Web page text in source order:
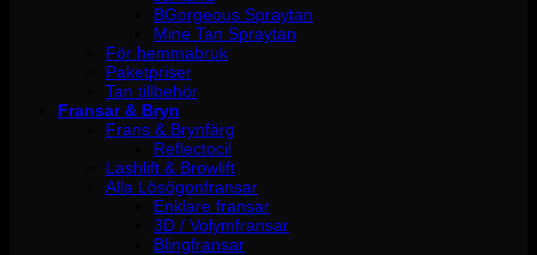
BGorgeous Spraytan
Mine Tan Spraytan
För hemmabruk
Paketpriser
Tan tillbehör
Fransar & Bryn
Frans & Brynfärg
Reflectocil
Lashlift & Browlift
Alla Lösögonfransar
Enklare fransar
3D / Volymfransar
Blingfransar